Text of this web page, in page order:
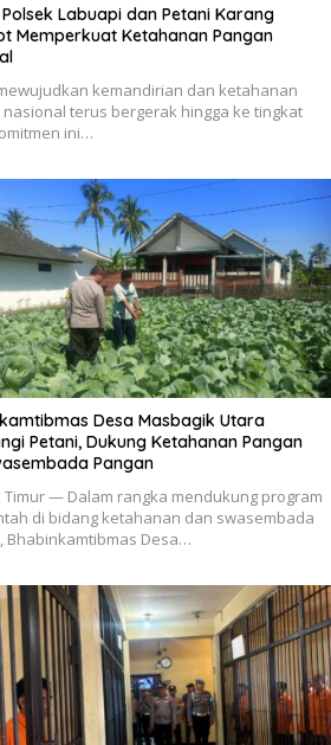
Labuapi dan Petani Karang
Memperkuat Ketahanan Pangan
kemandirian dan ketahanan
terus bergerak hingga ke tingkat
ini…
Desa Masbagik Utara
Petani, Dukung Ketahanan Pangan
Pangan
Timur — Dalam rangka mendukung program
di bidang ketahanan dan swasembada
Bhabinkamtibmas Desa…